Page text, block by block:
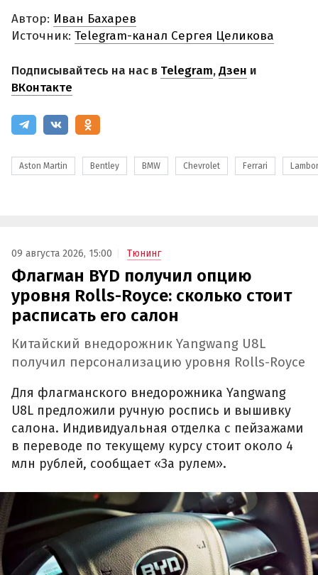
Автор: Иван Бахарев
Источник: Telegram-канал Сергея Целикова
Подписывайтесь на нас в Telegram,Дзен и
ВКонтакте
Aston Martin Bentley BMW Chevrolet Ferrari
09 августа 2026, 15:00 Тюнинг
Флагман BYD получил опцию
уровня Rolls-Royce: сколько стоит
расписать его салон
Китайский внедорожник Yangwang U8L
получил персонализацию уровня Rolls-Royce
Для флагманского внедорожника Yangwang
U8L предложили ручную роспись и вышивку
салона. Индивидуальная отделка с пейзажами
в переводе по текущему курсу стоит около 4
млн рублей, сообщает «За рулем».